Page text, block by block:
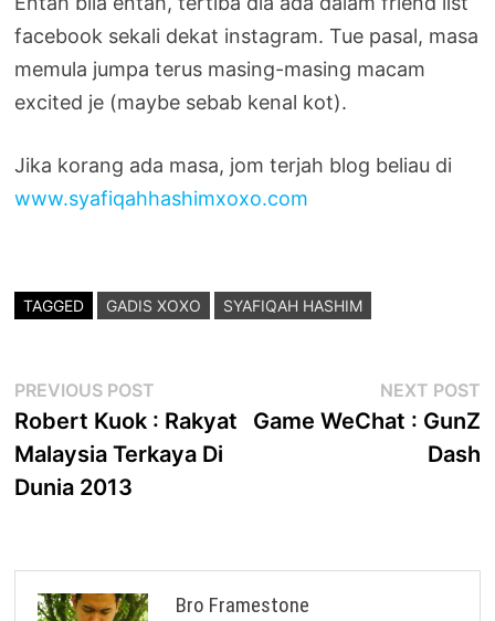
facebook sekali dekat instagram. Tue pasal, masa
memula jumpa terus masing-masing macam
excited je (maybe sebab kenal kot).
Jika korang ada masa, jom terjah blog beliau di
www.syafiqahhashimxoxo.com
TAGGED GADIS XOXO SYAFIQAH HASHIM
Post
navigation
PREVIOUS POST
post:
Robert Kuok : Rakyat
Malaysia Terkaya Di
Dunia 2013
NEXT POST
Game WeChat : GunZ
Dash
Bro Framestone